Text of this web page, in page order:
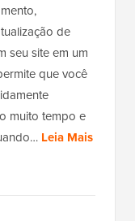
de
seu site em um
que você
muito tempo e
Leia Mais